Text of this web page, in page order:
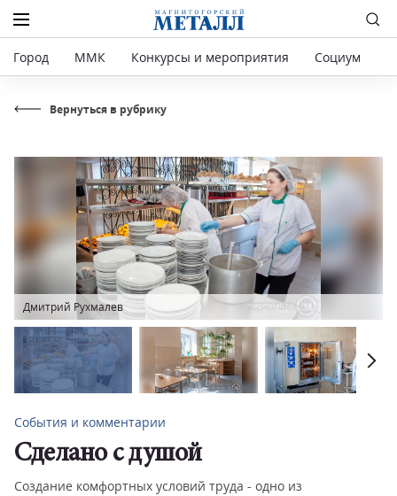
Город ММК Конкурсы и мероприятия Социум
Вернуться в рубрику
События и комментарии
Сделано с душой
Создание комфортных условий труда - одно из
Дмитрий Рухмалев